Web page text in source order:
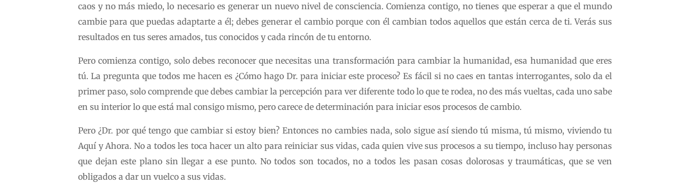
caos y no más miedo, lo necesario es generar un nuevo nivel de consciencia. Comienza contigo, no tienes que esperar a que el mundo
cambie para que puedas adaptarte a él; debes generar el cambio porque con él cambian todos aquellos que están cerca de ti. Verás sus
resultados en tus seres amados, tus conocidos y cada rincón de tu entorno.
Pero comienza contigo, solo debes reconocer que necesitas una transformación para cambiar la humanidad, esa humanidad que eres
tú. La pregunta que todos me hacen es ¿Cómo hago Dr. para iniciar este proceso? Es fácil si no caes en tantas interrogantes, solo da el
primer paso, solo comprende que debes cambiar la percepción para ver diferente todo lo que te rodea, no des más vueltas, cada uno sabe
en su interior lo que está mal consigo mismo, pero carece de determinación para iniciar esos procesos de cambio.
Pero ¿Dr. por qué tengo que cambiar si estoy bien? Entonces no cambies nada, solo sigue así siendo tú misma, tú mismo, viviendo tu
Aquí y Ahora. No a todos les toca hacer un alto para reiniciar sus vidas, cada quien vive sus procesos a su tiempo, incluso hay personas
que dejan este plano sin llegar a ese punto. No todos son tocados, no a todos les pasan cosas dolorosas y traumáticas, que se ven
obligados a dar un vuelco a sus vidas.